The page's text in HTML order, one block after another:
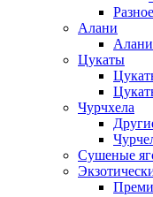
Разное
Алани
Цукаты
Чурчхела
Сушеные